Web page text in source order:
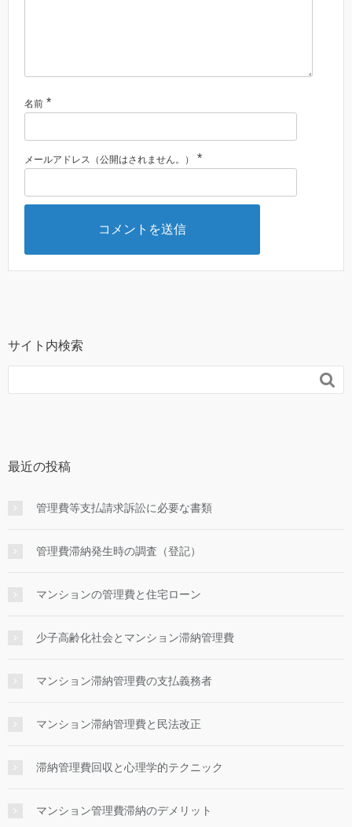
名前 *
メールアドレス（公開はされません。） *
サイト内検索

最近の投稿
管理費等支払請求訴訟に必要な書類
管理費滞納発生時の調査（登記）
マンションの管理費と住宅ローン
少子高齢化社会とマンション滞納管理費
マンション滞納管理費の支払義務者
マンション滞納管理費と民法改正
滞納管理費回収と心理学的テクニック
マンション管理費滞納のデメリット